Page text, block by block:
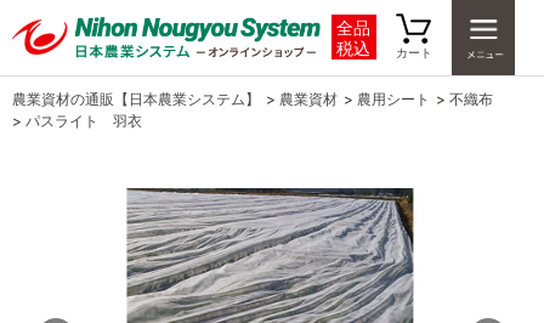
全品
税込
カート
農業資材の通販【日本農業システム】 > 農業資材 > 農用シート > 不織布
> パスライト 羽衣